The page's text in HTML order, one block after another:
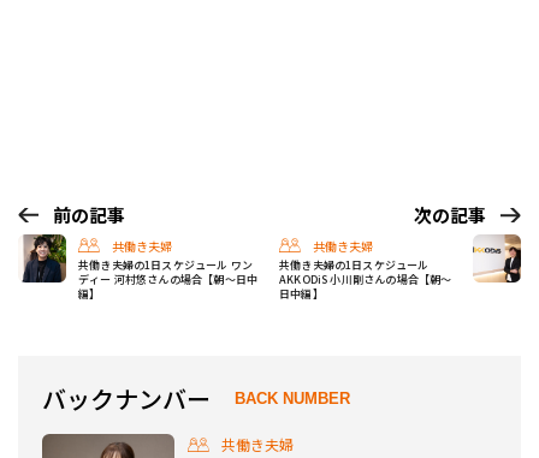
前の記事
共働き夫婦
共働き夫婦の1日スケジュール ワン
ディー 河村悠さんの場合【朝〜日中
編】
次の記事
共働き夫婦
共働き夫婦の1日スケジュール
AKKODiS 小川剛さんの場合【朝〜
日中編】
バックナンバー BACK NUMBER
共働き夫婦